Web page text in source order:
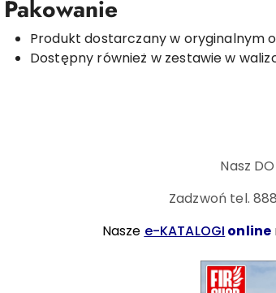
Pakowanie
Produkt dostarczany w oryginalnym
Dostępny również w zestawie w
Nasz
Zadzwoń tel.
Nasze e-KATALOGI online